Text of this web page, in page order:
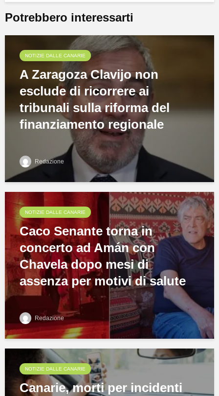
Potrebbero interessarti
NOTIZIE DALLE CANARIE
A Zaragoza Clavijo non
esclude di ricorrere ai
tribunali sulla riforma del
finanziamento regionale
Redazione
NOTIZIE DALLE CANARIE
Caco Senante torna in
concerto ad Amán con
Chavela dopo mesi di
assenza per motivi di salute
Redazione
NOTIZIE DALLE CANARIE
Canarie, morti per incidenti